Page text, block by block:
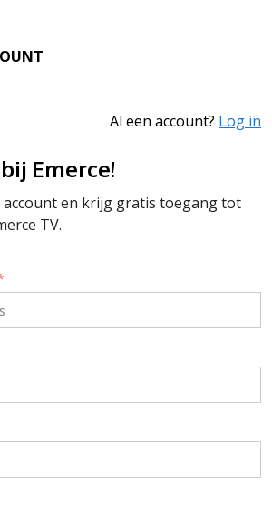
Al een account? Log in
Emerce!
account en krijg gratis toegang tot
TV.